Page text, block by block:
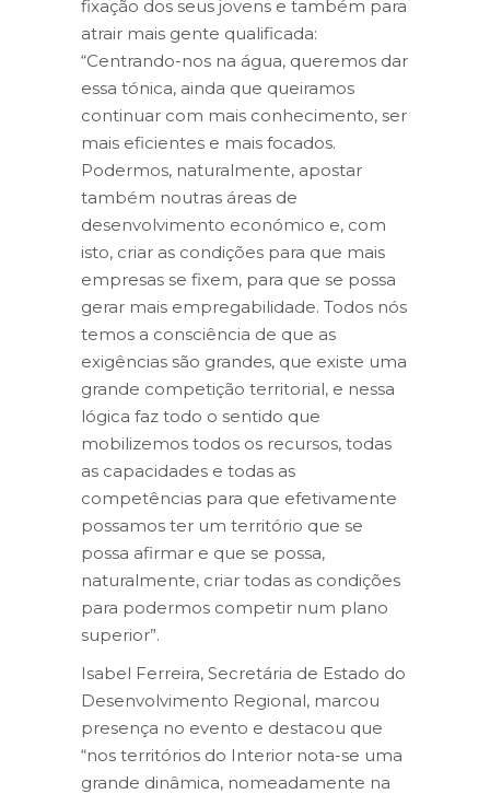
fixação dos seus jovens e também para
atrair mais gente qualificada:
“Centrando-nos na água, queremos dar
essa tónica, ainda que queiramos
continuar com mais conhecimento, ser
mais eficientes e mais focados.
Podermos, naturalmente, apostar
também noutras áreas de
desenvolvimento económico e, com
isto, criar as condições para que mais
empresas se fixem, para que se possa
gerar mais empregabilidade. Todos nós
temos a consciência de que as
exigências são grandes, que existe uma
grande competição territorial, e nessa
lógica faz todo o sentido que
mobilizemos todos os recursos, todas
as capacidades e todas as
competências para que efetivamente
possamos ter um território que se
possa afirmar e que se possa,
naturalmente, criar todas as condições
para podermos competir num plano
superior”.
Isabel Ferreira, Secretária de Estado do
Desenvolvimento Regional, marcou
presença no evento e destacou que
“nos territórios do Interior nota-se uma
grande dinâmica, nomeadamente na